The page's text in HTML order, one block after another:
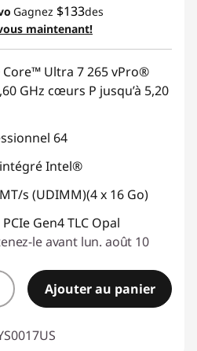
Gagnez $133des
maintenant!
Ultra 7 265 vPro®
GHz cœurs P jusqu’à 5,20
64
Intel®
s (UDIMM)(4 x 16 Go)
Gen4 TLC Opal
le avant lun. août 10
Ajouter au panier